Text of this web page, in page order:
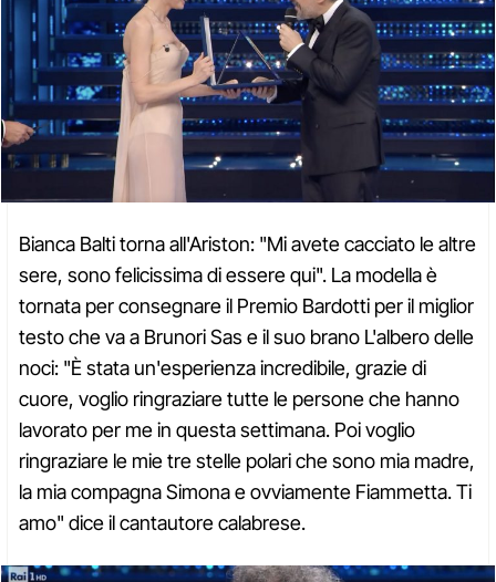
Bianca Balti torna all'Ariston: "Mi avete cacciato le altre
sere, sono felicissima di essere qui". La modella è
tornata per consegnare il Premio Bardotti per il miglior
testo che va a Brunori Sas e il suo brano L'albero delle
noci: "È stata un'esperienza incredibile, grazie di
cuore, voglio ringraziare tutte le persone che hanno
lavorato per me in questa settimana. Poi voglio
ringraziare le mie tre stelle polari che sono mia madre,
la mia compagna Simona e ovviamente Fiammetta. Ti
amo" dice il cantautore calabrese.